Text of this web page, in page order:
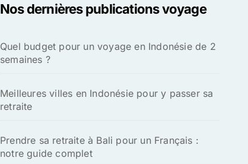
Nos dernières publications voyage
Quel budget pour un voyage en Indonésie de 2
semaines ?
Meilleures villes en Indonésie pour y passer sa
retraite
Prendre sa retraite à Bali pour un Français :
notre guide complet